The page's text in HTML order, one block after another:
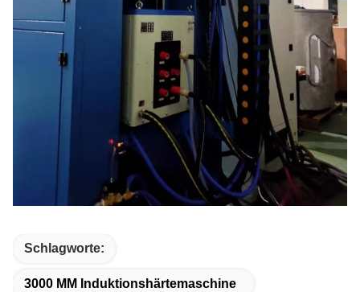
Schlagworte:
3000 MM Induktionshärtemaschine